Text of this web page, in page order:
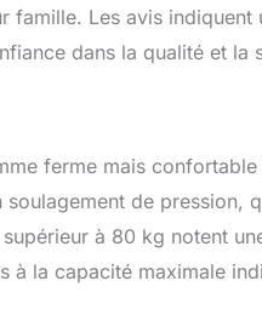
environ 24 heures pour se
cm de hauteur). Cela garantit
Les avis indiquent
dans la qualité et la
ferme mais
de pression,
à 80 kg notent
à la capacité maximale